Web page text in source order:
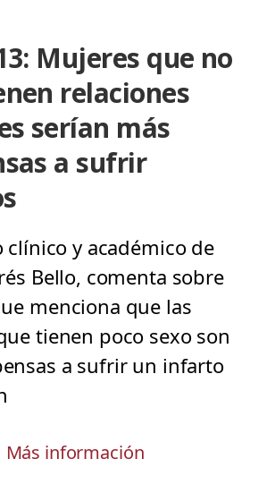
Mujeres que no
relaciones
serían más
a sufrir
clínico y académico de
Bello, comenta sobre
menciona que las
tienen poco sexo son
a sufrir un infarto
Más información